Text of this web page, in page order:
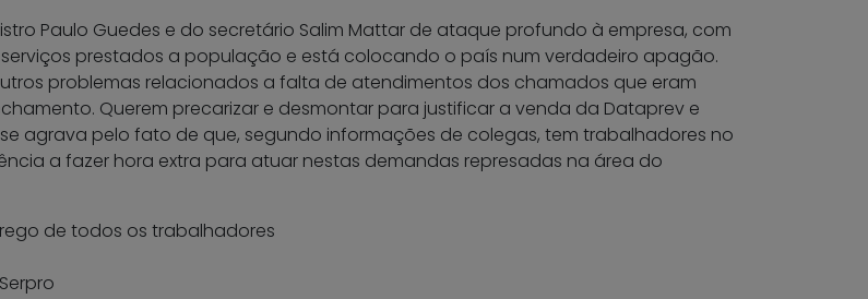
Paulo Guedes e do secretário Salim Mattar de ataque profundo à empresa, com
prestados a população e está colocando o país num verdadeiro apagão.
problemas relacionados a falta de atendimentos dos chamados que eram
Querem precarizar e desmontar para justificar a venda da Dataprev e
se agrava pelo fato de que, segundo informações de colegas, tem trabalhadores no
a fazer hora extra para atuar nestas demandas represadas na área do
de todos os trabalhadores